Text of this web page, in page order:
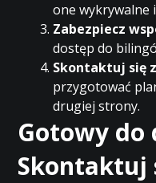
one wykrywalne
Zabezpiecz
dostęp do
Skontaktuj się
przygotować
drugiej strony.
Gotowy do
Skontaktuj